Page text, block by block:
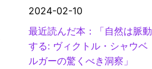
2024-02-10
最近読んだ本：「自然は脈動
する: ヴィクトル・シャウベ
ルガーの驚くべき洞察」